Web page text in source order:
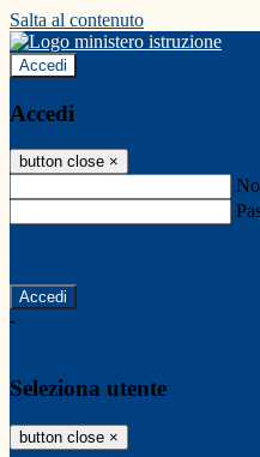
Salta al contenuto
Accedi
Accedi
button close ×
-
Seleziona utente
button close ×